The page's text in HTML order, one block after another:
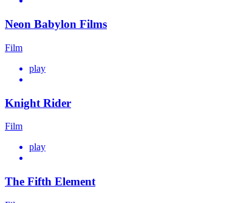
Neon Babylon Films
Film
play
Knight Rider
Film
play
The Fifth Element